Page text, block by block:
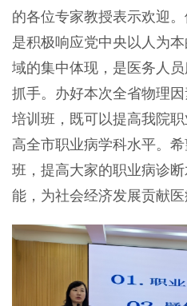
的各位专家教授表示欢迎
是积极响应党中央以人为
域的集中体现，是医务人
抓手。办好本次全省物理
培训班，既可以提高我院
高全市职业病学科水平。
班，提高大家的职业病诊
能，为社会经济发展贡献医